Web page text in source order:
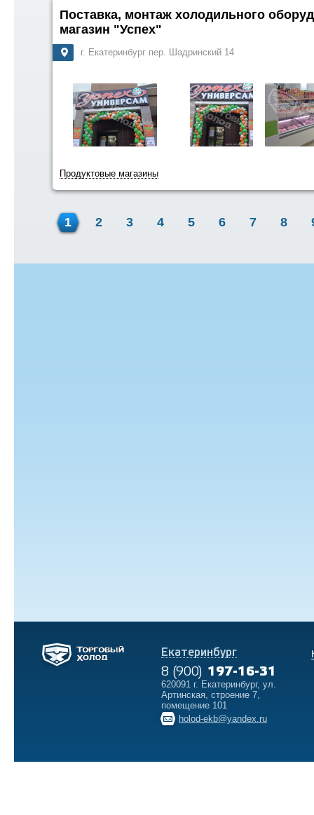
Поставка, монтаж холодильного
магазин "Успех"
г. Екатеринбург пер. Шадринский 14
Продуктовые магазины
1 2 3 4 5 6 7 8
Екатеринбург
8 (900) 197-16-31
620091 г. Екатеринбург, ул.
Артинская, строение 7,
помещение 101
holod-ekb@yandex.ru